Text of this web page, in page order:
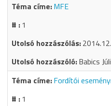
MFE
1
Babics
Fordítói
1